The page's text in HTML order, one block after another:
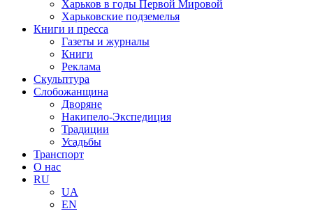
Харьков в годы Первой Мировой
Харьковские подземелья
Книги и пресса
Газеты и журналы
Книги
Реклама
Скульптура
Слобожанщина
Дворяне
Накипело-Экспедиция
Традиции
Усадьбы
Транспорт
О нас
RU
UA
EN